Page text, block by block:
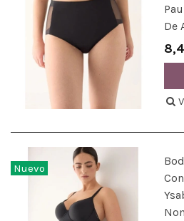
De
Nuevo